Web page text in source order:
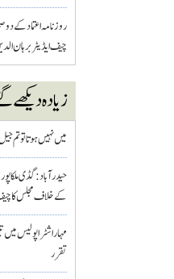
روزنامہ اعتماد کے دو
چیف ایڈیٹر برہان
زیادہ دیکھے
میں نہیں ہوتا تو
حیدرآباد: گڈی
کے خلاف مجلس کا
مہاراشٹرا پولیس میں
تقرر